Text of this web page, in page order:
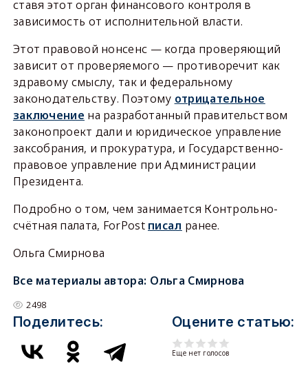
ставя этот орган финансового контроля в
зависимость от исполнительной власти.
Этот правовой нонсенс — когда проверяющий
зависит от проверяемого — противоречит как
здравому смыслу, так и федеральному
законодательству. Поэтому отрицательное
заключение на разработанный правительством
законопроект дали и юридическое управление
заксобрания, и прокуратура, и Государственно-
правовое управление при Администрации
Президента.
Подробно о том, чем занимается Контрольно-
счётная палата, ForPost писал ранее.
Ольга Смирнова
Все материалы автора: Ольга Смирнова
2498
Поделитесь: Оцените статью:
Еще нет голосов